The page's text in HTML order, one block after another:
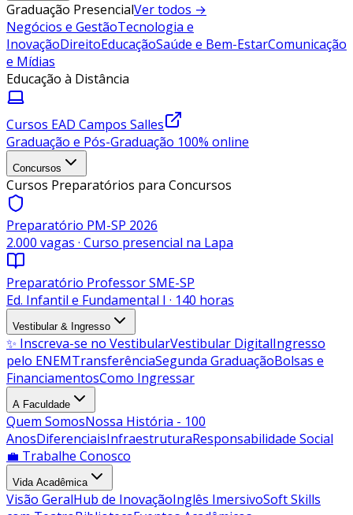
Graduação PresencialVer todos →
Negócios e GestãoTecnologia e
InovaçãoDireitoEducaçãoSaúde e Bem-EstarComunicação
e Mídias
Educação à Distância
Cursos EAD Campos Salles
Graduação e Pós-Graduação 100% online
Concursos
Cursos Preparatórios para Concursos
Preparatório PM-SP 2026
2.000 vagas · Curso presencial na Lapa
Preparatório Professor SME-SP
Ed. Infantil e Fundamental I · 140 horas
Vestibular & Ingresso
✨ Inscreva-se no VestibularVestibular DigitalIngresso
pelo ENEMTransferênciaSegunda GraduaçãoBolsas e
FinanciamentosComo Ingressar
A Faculdade
Quem SomosNossa História - 100
AnosDiferenciaisInfraestruturaResponsabilidade Social
💼 Trabalhe Conosco
Vida Acadêmica
Visão GeralHub de InovaçãoInglês ImersivoSoft Skills